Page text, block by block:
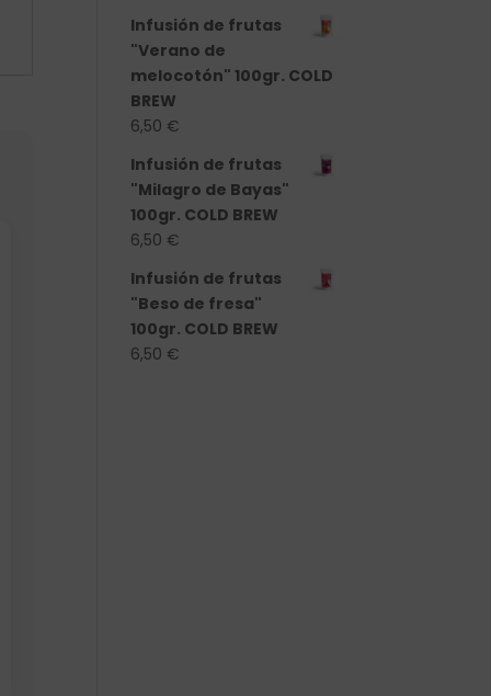
Infusión de frutas
"Verano de
melocotón" 100gr. COLD
BREW
6,50 €
Infusión de frutas
"Milagro de Bayas"
100gr. COLD BREW
6,50 €
Infusión de frutas
"Beso de fresa"
100gr. COLD BREW
6,50 €